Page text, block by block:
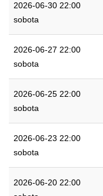
2026-06-30 22:00
sobota
2026-06-27 22:00
sobota
2026-06-25 22:00
sobota
2026-06-23 22:00
sobota
2026-06-20 22:00